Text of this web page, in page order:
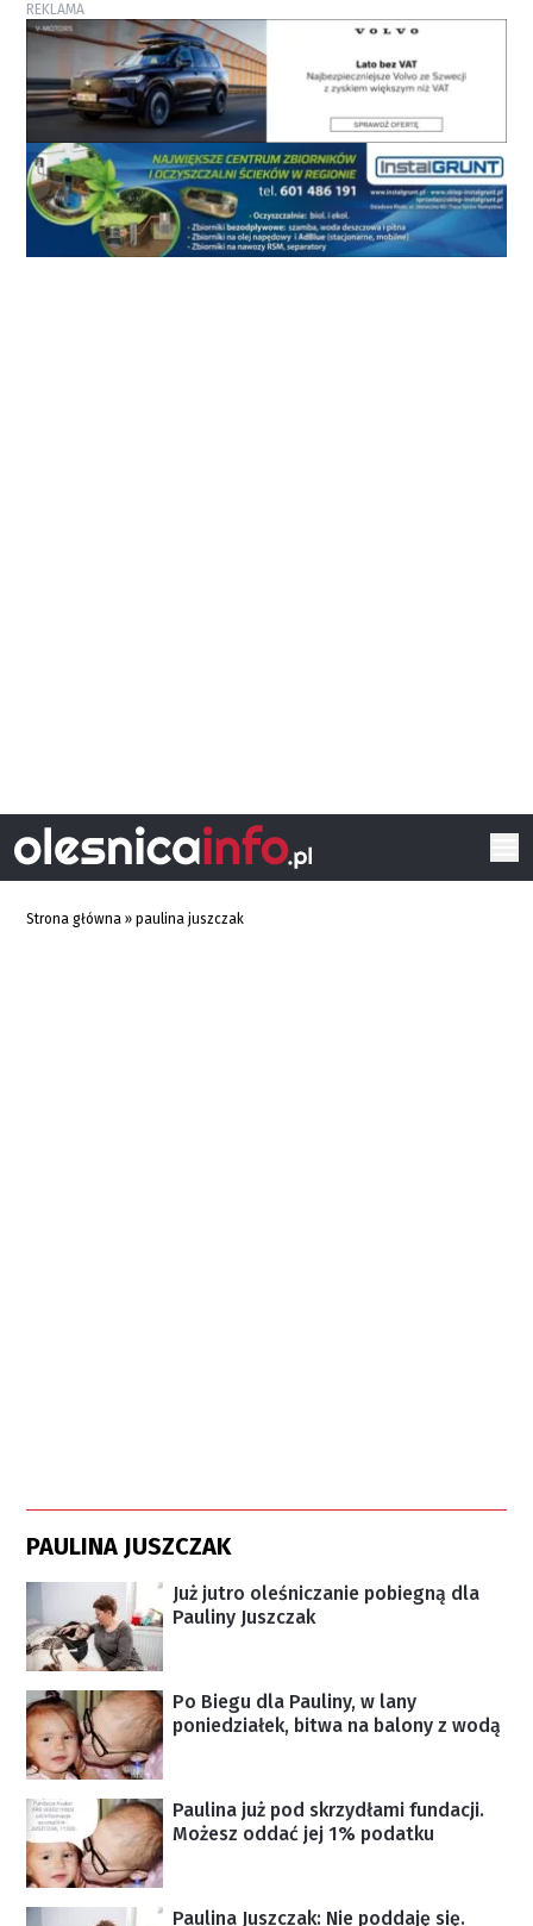
REKLAMA
Strona główna »paulina juszczak
PAULINA JUSZCZAK
Już jutro oleśniczanie pobiegną dla
Pauliny Juszczak
Po Biegu dla Pauliny, w lany
poniedziałek, bitwa na balony z wodą
Paulina już pod skrzydłami fundacji.
Możesz oddać jej 1% podatku
Paulina Juszczak: Nie poddaję się.